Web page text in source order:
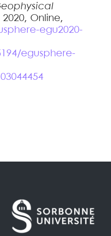
Online,
egu2020-
egusphere-